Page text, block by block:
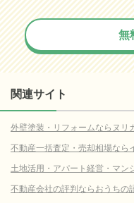
無
関連サイト
外壁塗装・リフォームならヌリ
不動産一括査定・売却相場なら
土地活用・アパート経営・マン
不動産会社の評判ならおうちの